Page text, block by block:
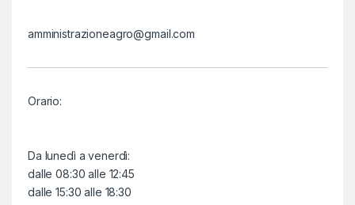
amministrazioneagro@gmail.com
Orario:
Da lunedì a venerdì:
dalle 08:30 alle 12:45
dalle 15:30 alle 18:30